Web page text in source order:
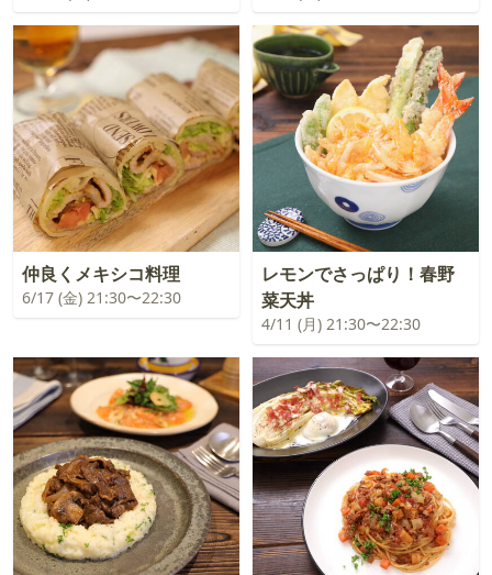
仲良くメキシコ料理
6/17 (金) 21:30〜22:30
レモンでさっぱり！春野
菜天丼
4/11 (月) 21:30〜22:30